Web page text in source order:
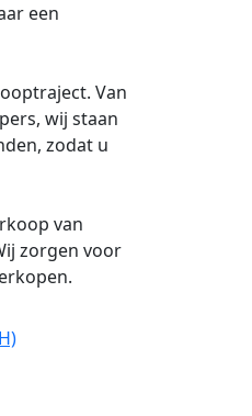
een
Van
wij staan
zodat u
van
zorgen voor